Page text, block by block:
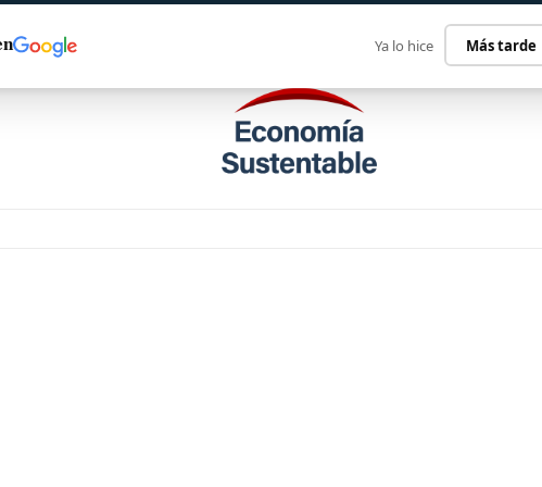
Ya lo hice Más tarde